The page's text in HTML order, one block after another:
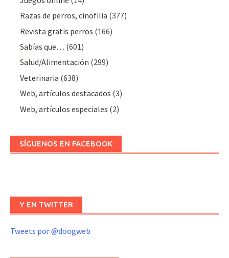
Razas de perros, cinofilia (377)
Revista gratis perros (166)
Sabías que… (601)
Salud/Alimentación (299)
Veterinaria (638)
Web, artículos destacados (3)
Web, artículos especiales (2)
SÍGUENOS EN FACEBOOK
Y EN TWITTER
Tweets por @doogweb